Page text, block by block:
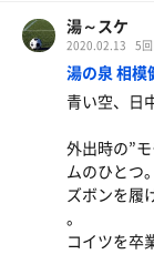
山椒がピ
ンク（先生
新規開拓品
申し訳なさ
ールで〆。
サ室も誰も
素晴らしき
湯上り、生
受付の女性
ツマミは無
湯上り後の
選択ミスっ
お方もいら
せん。（リ
今日はもぅ
「いつも呑
します。
駅隣接のク
れ、晴れて
原。
あの頃の私
韋駄天、熱
ここ最近は
めているラ
今日はまさ
懐かしの味
湯～スケ
2020.02.13 5
湯の泉 相模
青い空、日
外出時の”
ムのひとつ
ズボンを履
。
コイツを卒